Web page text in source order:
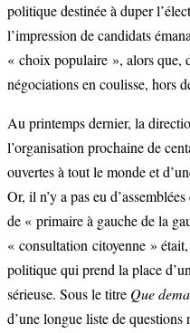
politique destinée à duper
l’impression de candidats
« choix populaire », alors que,
négociations en coulisse, hors
Au printemps dernier, la
l’organisation prochaine de
ouvertes à tout le monde et
Or, il n’y a pas eu
de « primaire à gauche de la
« consultation citoyenne »
politique qui prend la place
sérieuse. Sous le titre Que
d’une longue liste de